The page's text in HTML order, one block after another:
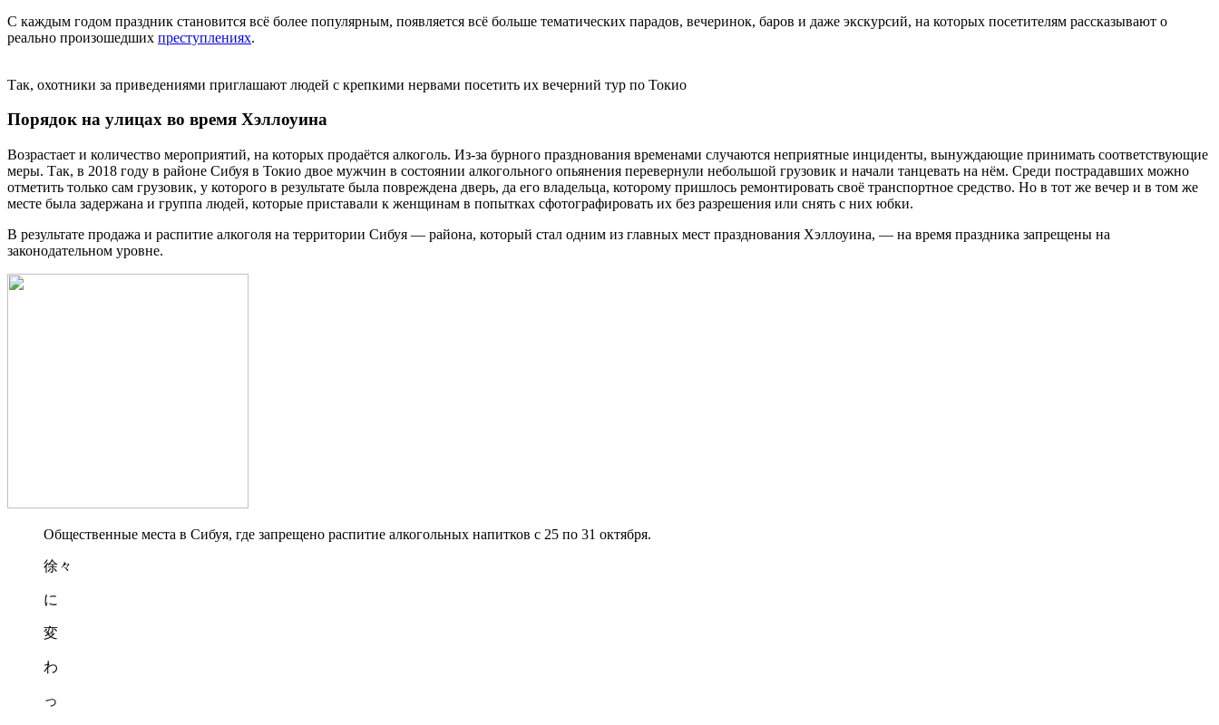
С каждым годом праздник становится всё более популярным, появляется всё больше тематических парадов, вечеринок, баров и даже экскурсий, на которых посетителям рассказывают о
реально произошедших преступлениях.
Так, охотники за приведениями приглашают людей с крепкими нервами посетить их вечерний тур по Токио
Порядок на улицах во время Хэллоуина
Возрастает и количество мероприятий, на которых продаётся алкоголь. Из-за бурного празднования временами случаются неприятные инциденты, вынуждающие принимать соответствующие
меры. Так, в 2018 году в районе Сибуя в Токио двое мужчин в состоянии алкогольного опьянения перевернули небольшой грузовик и начали танцевать на нём. Среди пострадавших можно
отметить только сам грузовик, у которого в результате была повреждена дверь, да его владельца, которому пришлось ремонтировать своё транспортное средство. Но в тот же вечер и в том же
месте была задержана и группа людей, которые приставали к женщинам в попытках сфотографировать их без разрешения или снять с них юбки.
В результате продажа и распитие алкоголя на территории Сибуя — района, который стал одним из главных мест празднования Хэллоуина, — на время праздника запрещены на
законодательном уровне.
Общественные места в Сибуя, где запрещено распитие алкогольных напитков с 25 по 31 октября.
徐々
に
変
わ
っ